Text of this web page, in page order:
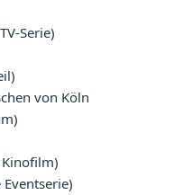
Serie)
von Köln